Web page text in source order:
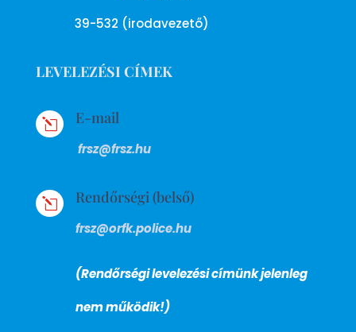
39-532 (irodavezető)
LEVELEZÉSI CÍMEK
l E-mail
frsz@frsz.hu
l Rendőrségi (belső)
frsz@orfk.police.hu
(Rendőrségi levelezési címünk jelenleg
nem működik!)